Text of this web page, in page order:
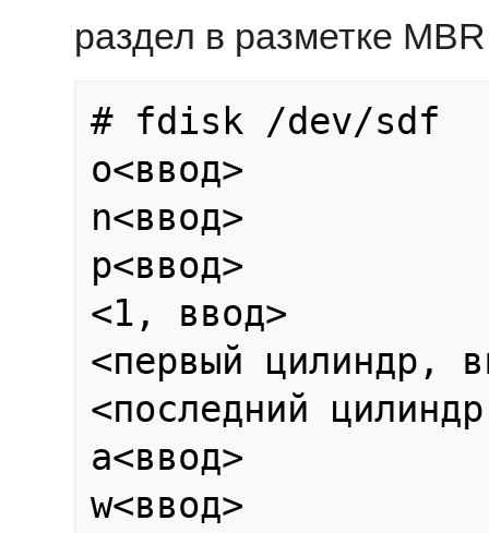
раздел в разметке
# fdisk /dev/sdf
o<ввод>
n<ввод>
p<ввод>
<1, ввод>
<первый цилиндр,
<последний
a<ввод>